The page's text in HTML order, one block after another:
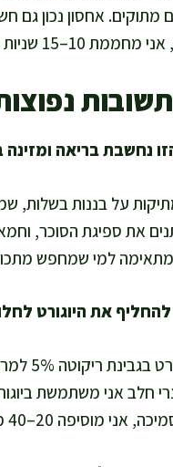
וזה מחזיר רכות בלי להוסיף שומן.
על בננות בשלות,
את ספיגת הסוכר,
למי שמחפש
אני
חלב אני משתמשת
מ"ל משקה צמחי כדי לשמור על עוגה רכה.